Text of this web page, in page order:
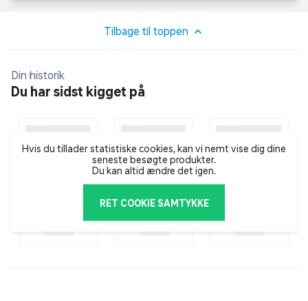
Vores formål er at gøre hverdagen bedre – for vores kunder
og i det samfund, vi er en del af. Det gør vi gennem flere
Salling Fondene. (CVR 35954716 )